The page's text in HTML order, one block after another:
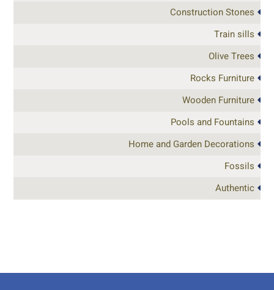
Construction Stones
Train sills
Olive Trees
Rocks Furniture
Wooden Furniture
Pools and Fountains
Home and Garden Decorations
Fossils
Authentic